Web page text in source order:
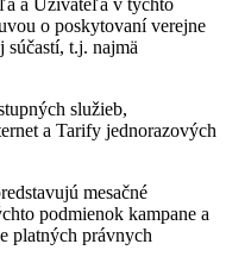
a Užívateľa v týchto
o poskytovaní verejne
súčastí, t.j. najmä
služieb,
a Tarify jednorazových
mesačné
podmienok kampane a
platných právnych